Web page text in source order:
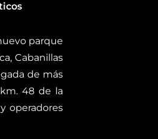
parque
Cabanillas
de más
48 de la
operadores